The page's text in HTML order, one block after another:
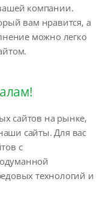
компании.
вам нравится, а
можно легко
сайтов на рынке,
сайты. Для вас
с
технологий и